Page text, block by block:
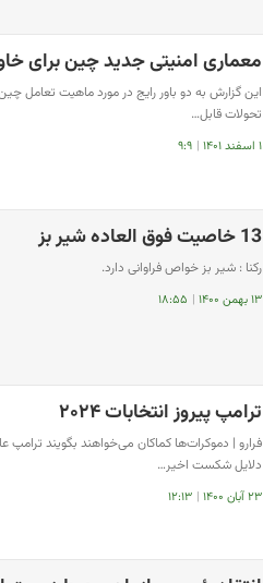
معماری امنیتی جدید چین برای
این گزارش به دو باور رایج در مورد ماهیت تعامل چین
تحولات قابل…
۱ اسفند ۱۴۰۱ | ۹:۹
13 خاصیت فوق العاده شیر بز
رکنا : شیر بز خواص فراوانی دارد.
۱۳ بهمن ۱۴۰۰ | ۱۸:۵۵
ترامپ پیروز انتخابات ۲۰۲۴
فرارو | دموکرات‌ها کماکان می‌خواهند بگویند
دلایل شکست اخیر…
۲۳ آبان ۱۴۰۰ | ۱۲:۱۳